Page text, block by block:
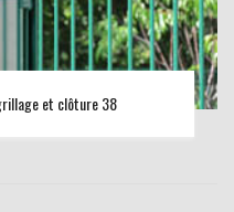
et clôture 38